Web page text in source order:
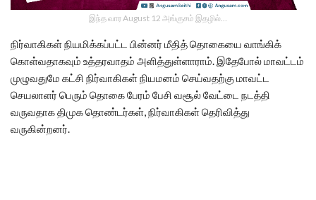
இந்த வார August 12 அங்குசம் இதழில்…
நிர்வாகிகள் நியமிக்கப்பட்ட பின்னர் மீதித் தொகையை வாங்கிக்
கொள்வதாகவும் உத்தரவாதம் அளித்துள்ளாராம். இதேபோல் மாவட்டம்
முழுவதுமே கட்சி நிர்வாகிகள் நியமனம் செய்வதற்கு மாவட்ட
செயலாளர் பெரும் தொகை பேரம் பேசி வசூல் வேட்டை நடத்தி
வருவதாக திமுக தொண்டர்கள், நிர்வாகிகள் தெரிவித்து
வருகின்றனர்.